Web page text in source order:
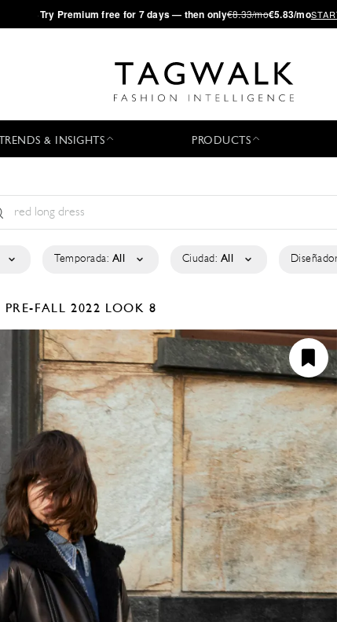
·Try Premium free for 7 days — then only€8.33/mo€5.83/mo
TRENDS & INSIGHTS PRODUCTS
Temporada: All Ciudad: All
PRE-FALL 2022 LOOK 8